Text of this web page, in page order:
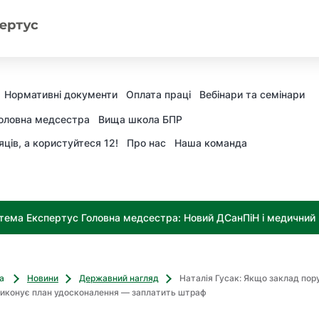
Нормативні документи Оплата праці Вебінари та семінари
медсестра
Вища школа БПР
а користуйтеся 12!
Про нас Наша команда
Експертус Головна медсестра: Новий ДСанПіН і медичний
Новини Державний нагляд
Наталія Гусак: Якщо заклад
план удосконалення — заплатить штраф